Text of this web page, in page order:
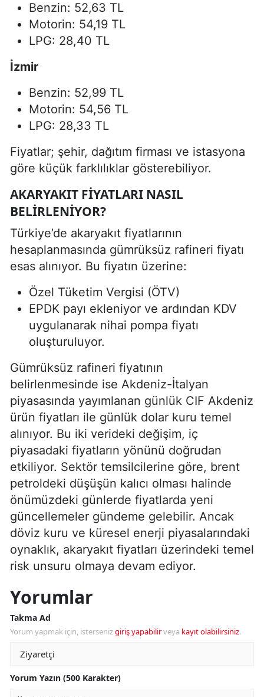
Benzin: 52,63 TL
Motorin: 54,19 TL
LPG: 28,40 TL
İzmir
Benzin: 52,99 TL
Motorin: 54,56 TL
LPG: 28,33 TL
Fiyatlar; şehir, dağıtım firması ve istasyona
göre küçük farklılıklar gösterebiliyor.
AKARYAKIT FIYATLARI NASIL
BELIRLENIYOR?
Türkiye’de akaryakıt fiyatlarının
hesaplanmasında gümrüksüz rafineri fiyatı
esas alınıyor. Bu fiyatın üzerine:
Özel Tüketim Vergisi (ÖTV)
EPDK payı ekleniyor ve ardından KDV
uygulanarak nihai pompa fiyatı
oluşturuluyor.
Gümrüksüz rafineri fiyatının
belirlenmesinde ise Akdeniz-İtalyan
piyasasında yayımlanan günlük CIF Akdeniz
ürün fiyatları ile günlük dolar kuru temel
alınıyor. Bu iki verideki değişim, iç
piyasadaki fiyatların yönünü doğrudan
etkiliyor. Sektör temsilcilerine göre, brent
petroldeki düşüşün kalıcı olması halinde
önümüzdeki günlerde fiyatlarda yeni
güncellemeler gündeme gelebilir. Ancak
döviz kuru ve küresel enerji piyasalarındaki
oynaklık, akaryakıt fiyatları üzerindeki temel
risk unsuru olmaya devam ediyor.
Yorumlar
Takma Ad
Yorum yapmak için, istersenizgiriş yapabilirveya kayıt olabilirsiniz.
Yorum Yazın (500 Karakter)